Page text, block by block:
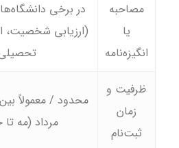
مصاحبه
یا
انگیزه‌نامه
در برخی
(ارزیابی شخصیت،
ظرفیت و
زمان
ثبت‌نام
محدود / معمولاً
مرداد (مه